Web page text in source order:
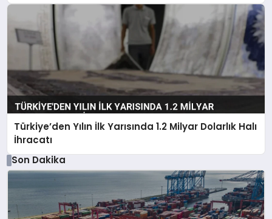
Türkiye’den Yılın İlk Yarısında 1.2 Milyar Dolarlık Halı
İhracatı
Son Dakika